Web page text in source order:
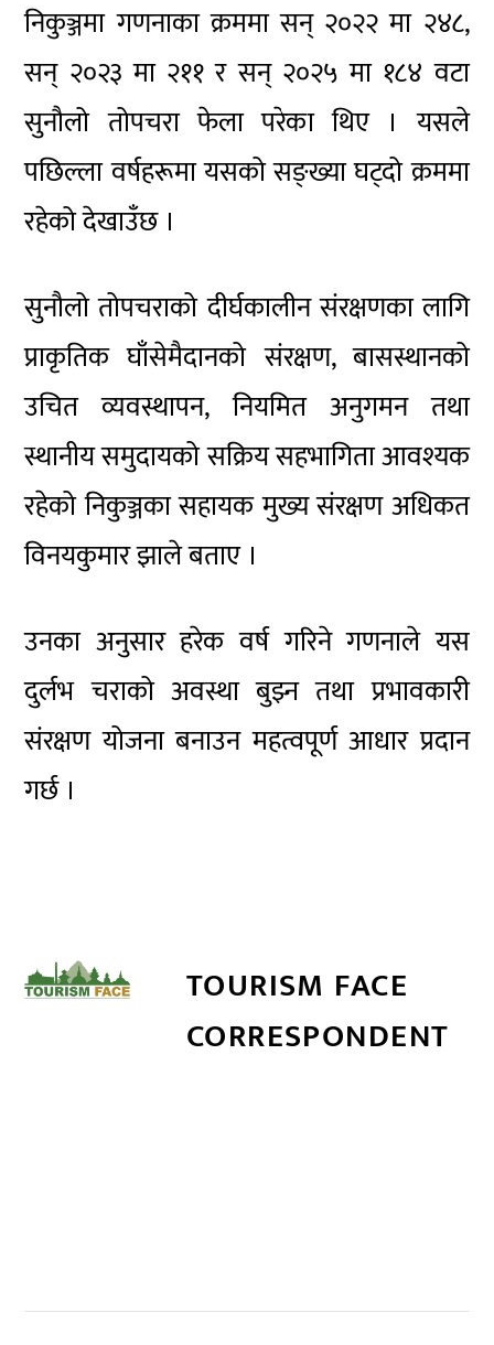
निकुञ्जमा गणनाका क्रममा सन् २०२२ मा २४८,
सन् २०२३ मा २११ र सन् २०२५ मा १८४ वटा
सुनौलो तोपचरा फेला परेका थिए । यसले
पछिल्ला वर्षहरूमा यसको सङ्ख्या घट्दो क्रममा
रहेको देखाउँछ ।
सुनौलो तोपचराको दीर्घकालीन संरक्षणका लागि
प्राकृतिक घाँसेमैदानको संरक्षण, बासस्थानको
उचित व्यवस्थापन, नियमित अनुगमन तथा
स्थानीय समुदायको सक्रिय सहभागिता आवश्यक
रहेको निकुञ्जका सहायक मुख्य संरक्षण अधिकत
विनयकुमार झाले बताए ।
उनका अनुसार हरेक वर्ष गरिने गणनाले यस
दुर्लभ चराको अवस्था बुझ्न तथा प्रभावकारी
संरक्षण योजना बनाउन महत्वपूर्ण आधार प्रदान
गर्छ ।
TOURISM FACE
CORRESPONDENT